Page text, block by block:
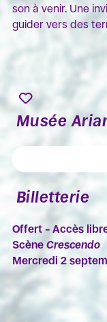
son à venir. Une
guider vers des
Musée
Billetterie
Offert – Accès
Scène Crescendo
Mercredi 2